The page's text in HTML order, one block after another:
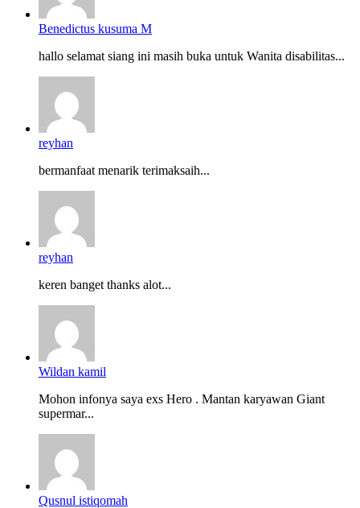
Benedictus kusuma M
hallo selamat siang ini masih buka untuk Wanita disabilitas...
reyhan
bermanfaat menarik terimaksaih...
reyhan
keren banget thanks alot...
Wildan kamil
Mohon infonya saya exs Hero . Mantan karyawan Giant
supermar...
Qusnul istiqomah